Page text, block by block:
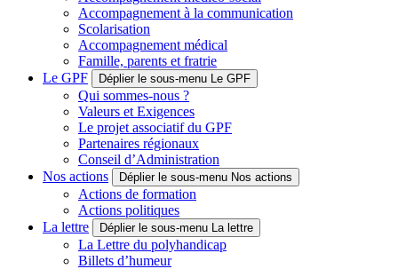
Accompagnement à la communication
Scolarisation
Accompagnement médical
Famille, parents et fratrie
Le GPF
Déplier le sous-menu Le GPF
Qui sommes-nous ?
Valeurs et Exigences
Le projet associatif du GPF
Partenaires régionaux
Conseil d’Administration
Nos actions
Déplier le sous-menu Nos actions
Actions de formation
Actions politiques
La lettre
Déplier le sous-menu La lettre
La Lettre du polyhandicap
Billets d’humeur